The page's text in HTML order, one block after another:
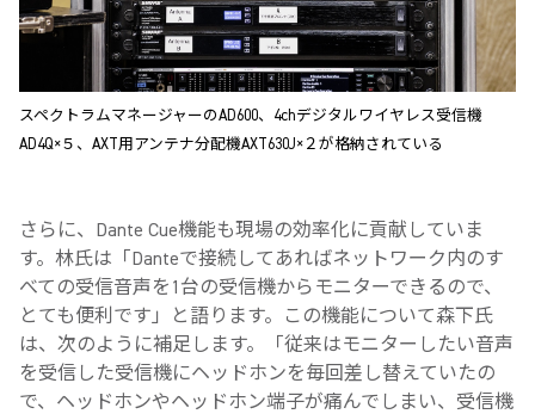
スペクトラムマネージャーのAD600、4chデジタルワイヤレス受信機
AD4Q×５、AXT用アンテナ分配機AXT630J×２が格納されている
さらに、Dante Cue機能も現場の効率化に貢献していま
す。林氏は「Danteで接続してあればネットワーク内のす
べての受信音声を1台の受信機からモニターできるので、
とても便利です」と語ります。この機能について森下氏
は、次のように補足します。「従来はモニターしたい音声
を受信した受信機にヘッドホンを毎回差し替えていたの
で、ヘッドホンやヘッドホン端子が痛んでしまい、受信機